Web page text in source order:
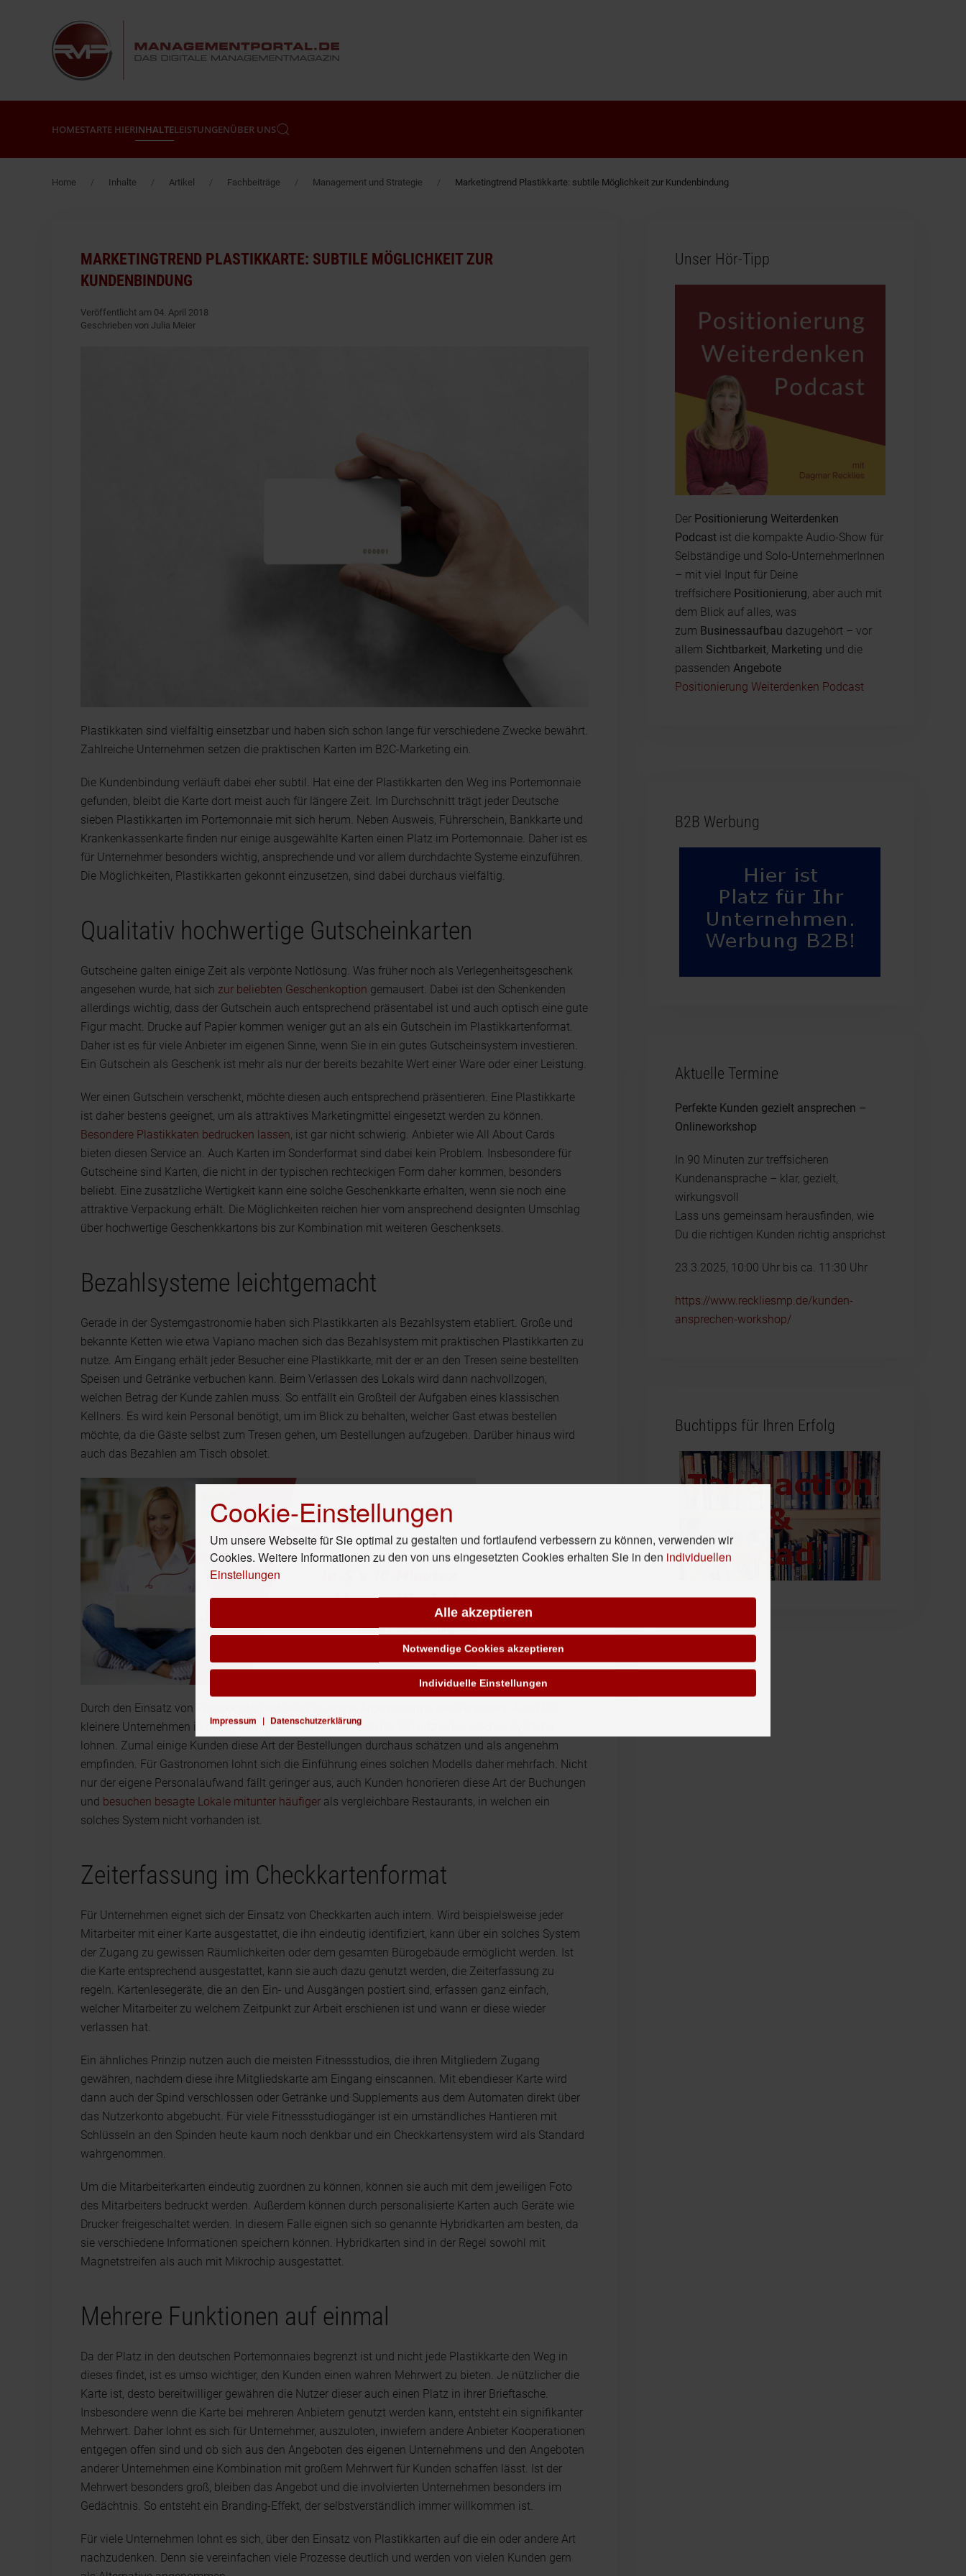
Zum Hauptinhalt springen
HOMESTARTE HIERINHALTELEISTUNGENÜBER UNS
Home Inhalte Artikel Fachbeiträge Management und Strategie Marketingtrend Plastikkarte: subtile Möglichkeit zur Kundenbindung
MARKETINGTREND PLASTIKKARTE: SUBTILE MÖGLICHKEIT ZUR
KUNDENBINDUNG
Veröffentlicht am 04. April 2018
Geschrieben von Julia Meier
Plastikkaten sind vielfältig einsetzbar und haben sich schon lange für verschiedene Zwecke bewährt.
Zahlreiche Unternehmen setzen die praktischen Karten im B2C-Marketing ein.
Die Kundenbindung verläuft dabei eher subtil. Hat eine der Plastikkarten den Weg ins Portemonnaie
gefunden, bleibt die Karte dort meist auch für längere Zeit. Im Durchschnitt trägt jeder Deutsche
sieben Plastikkarten im Portemonnaie mit sich herum. Neben Ausweis, Führerschein, Bankkarte und
Krankenkassenkarte finden nur einige ausgewählte Karten einen Platz im Portemonnaie. Daher ist es
für Unternehmer besonders wichtig, ansprechende und vor allem durchdachte Systeme einzuführen.
Die Möglichkeiten, Plastikkarten gekonnt einzusetzen, sind dabei durchaus vielfältig.
Qualitativ hochwertige Gutscheinkarten
Gutscheine galten einige Zeit als verpönte Notlösung. Was früher noch als Verlegenheitsgeschenk
angesehen wurde, hat sich zur beliebten Geschenkoption gemausert. Dabei ist den Schenkenden
allerdings wichtig, dass der Gutschein auch entsprechend präsentabel ist und auch optisch eine gute
Figur macht. Drucke auf Papier kommen weniger gut an als ein Gutschein im Plastikkartenformat.
Daher ist es für viele Anbieter im eigenen Sinne, wenn Sie in ein gutes Gutscheinsystem investieren.
Ein Gutschein als Geschenk ist mehr als nur der bereits bezahlte Wert einer Ware oder einer Leistung.
Wer einen Gutschein verschenkt, möchte diesen auch entsprechend präsentieren. Eine Plastikkarte
ist daher bestens geeignet, um als attraktives Marketingmittel eingesetzt werden zu können.
Besondere Plastikkaten bedrucken lassen, ist gar nicht schwierig. Anbieter wie All About Cards
bieten diesen Service an. Auch Karten im Sonderformat sind dabei kein Problem. Insbesondere für
Gutscheine sind Karten, die nicht in der typischen rechteckigen Form daher kommen, besonders
beliebt. Eine zusätzliche Wertigkeit kann eine solche Geschenkkarte erhalten, wenn sie noch eine
attraktive Verpackung erhält. Die Möglichkeiten reichen hier vom ansprechend designten Umschlag
über hochwertige Geschenkkartons bis zur Kombination mit weiteren Geschenksets.
Bezahlsysteme leichtgemacht
Gerade in der Systemgastronomie haben sich Plastikkarten als Bezahlsystem etabliert. Große und
bekannte Ketten wie etwa Vapiano machen sich das Bezahlsystem mit praktischen Plastikkarten zu
nutze. Am Eingang erhält jeder Besucher eine Plastikkarte, mit der er an den Tresen seine bestellten
Speisen und Getränke verbuchen kann. Beim Verlassen des Lokals wird dann nachvollzogen,
welchen Betrag der Kunde zahlen muss. So entfällt ein Großteil der Aufgaben eines klassischen
Kellners. Es wird kein Personal benötigt, um im Blick zu behalten, welcher Gast etwas bestellen
möchte, da die Gäste selbst zum Tresen gehen, um Bestellungen aufzugeben. Darüber hinaus wird
auch das Bezahlen am Tisch obsolet.
Durch den Einsatz von Plastikkarten entfallen so einige Arbeitsschritte des Personals. Auch für
kleinere Unternehmen in der Systemgastronomie kann sich der Einsatz eines solches Systems
lohnen. Zumal einige Kunden diese Art der Bestellungen durchaus schätzen und als angenehm
empfinden. Für Gastronomen lohnt sich die Einführung eines solchen Modells daher mehrfach. Nicht
nur der eigene Personalaufwand fällt geringer aus, auch Kunden honorieren diese Art der Buchungen
und besuchen besagte Lokale mitunter häufiger als vergleichbare Restaurants, in welchen ein
solches System nicht vorhanden ist.
Zeiterfassung im Checkkartenformat
Für Unternehmen eignet sich der Einsatz von Checkkarten auch intern. Wird beispielsweise jeder
Mitarbeiter mit einer Karte ausgestattet, die ihn eindeutig identifiziert, kann über ein solches System
der Zugang zu gewissen Räumlichkeiten oder dem gesamten Bürogebäude ermöglicht werden. Ist
die Karte entsprechend ausgestattet, kann sie auch dazu genutzt werden, die Zeiterfassung zu
regeln. Kartenlesegeräte, die an den Ein- und Ausgängen postiert sind, erfassen ganz einfach,
welcher Mitarbeiter zu welchem Zeitpunkt zur Arbeit erschienen ist und wann er diese wieder
verlassen hat.
Ein ähnliches Prinzip nutzen auch die meisten Fitnessstudios, die ihren Mitgliedern Zugang
gewähren, nachdem diese ihre Mitgliedskarte am Eingang einscannen. Mit ebendieser Karte wird
dann auch der Spind verschlossen oder Getränke und Supplements aus dem Automaten direkt über
das Nutzerkonto abgebucht. Für viele Fitnessstudiogänger ist ein umständliches Hantieren mit
Schlüsseln an den Spinden heute kaum noch denkbar und ein Checkkartensystem wird als Standard
wahrgenommen.
Um die Mitarbeiterkarten eindeutig zuordnen zu können, können sie auch mit dem jeweiligen Foto
des Mitarbeiters bedruckt werden. Außerdem können durch personalisierte Karten auch Geräte wie
Drucker freigeschaltet werden. In diesem Falle eignen sich so genannte Hybridkarten am besten, da
sie verschiedene Informationen speichern können. Hybridkarten sind in der Regel sowohl mit
Magnetstreifen als auch mit Mikrochip ausgestattet.
Mehrere Funktionen auf einmal
Da der Platz in den deutschen Portemonnaies begrenzt ist und nicht jede Plastikkarte den Weg in
dieses findet, ist es umso wichtiger, den Kunden einen wahren Mehrwert zu bieten. Je nützlicher die
Karte ist, desto bereitwilliger gewähren die Nutzer dieser auch einen Platz in ihrer Brieftasche.
Insbesondere wenn die Karte bei mehreren Anbietern genutzt werden kann, entsteht ein signifikanter
Mehrwert. Daher lohnt es sich für Unternehmer, auszuloten, inwiefern andere Anbieter Kooperationen
entgegen offen sind und ob sich aus den Angeboten des eigenen Unternehmens und den Angeboten
anderer Unternehmen eine Kombination mit großem Mehrwert für Kunden schaffen lässt. Ist der
Mehrwert besonders groß, bleiben das Angebot und die involvierten Unternehmen besonders im
Gedächtnis. So entsteht ein Branding-Effekt, der selbstverständlich immer willkommen ist.
Für viele Unternehmen lohnt es sich, über den Einsatz von Plastikkarten auf die ein oder andere Art
nachzudenken. Denn sie vereinfachen viele Prozesse deutlich und werden von vielen Kunden gern
Unser Hör-Tipp
Der Positionierung Weiterdenken
Podcastist die kompakte Audio-Show für
Selbständige und Solo-UnternehmerInnen
– mit viel Input für Deine
treffsichere Positionierung, aber auch mit
dem Blick auf alles, was
zum Businessaufbau dazugehört – vor
allem Sichtbarkeit, Marketing und die
passenden Angebote
Positionierung Weiterdenken Podcast
B2B Werbung
Aktuelle Termine
Perfekte Kunden gezielt ansprechen –
Onlineworkshop
In 90 Minuten zur treffsicheren
Kundenansprache – klar, gezielt,
wirkungsvoll
Lass uns gemeinsam herausfinden, wie
Du die richtigen Kunden richtig ansprichst
23.3.2025, 10:00 Uhr bis ca. 11:30 Uhr
https://www.reckliesmp.de/kunden-
ansprechen-workshop/
Buchtipps für Ihren Erfolg
Cookie-Einstellungen
Um unsere Webseite für Sie optimal zu gestalten und fortlaufend verbessern zu können, verwenden wir
Cookies. Weitere Informationen zu den von uns eingesetzten Cookies erhalten Sie in den individuellen
Einstellungen
Alle akzeptieren
Notwendige Cookies akzeptieren
Impressum | Datenschutzerklärung
Individuelle Einstellungen